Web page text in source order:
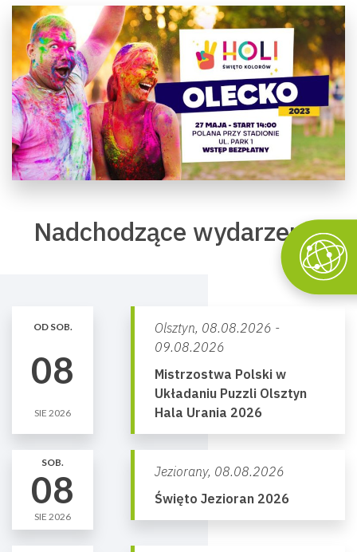
Nadchodzące wydarzenia
OD SOB.
08
SIE 2026
Olsztyn, 08.08.2026 -
09.08.2026
Mistrzostwa Polski w
Układaniu Puzzli Olsztyn
Hala Urania 2026
SOB.
08
SIE 2026
Jeziorany, 08.08.2026
Święto Jezioran 2026